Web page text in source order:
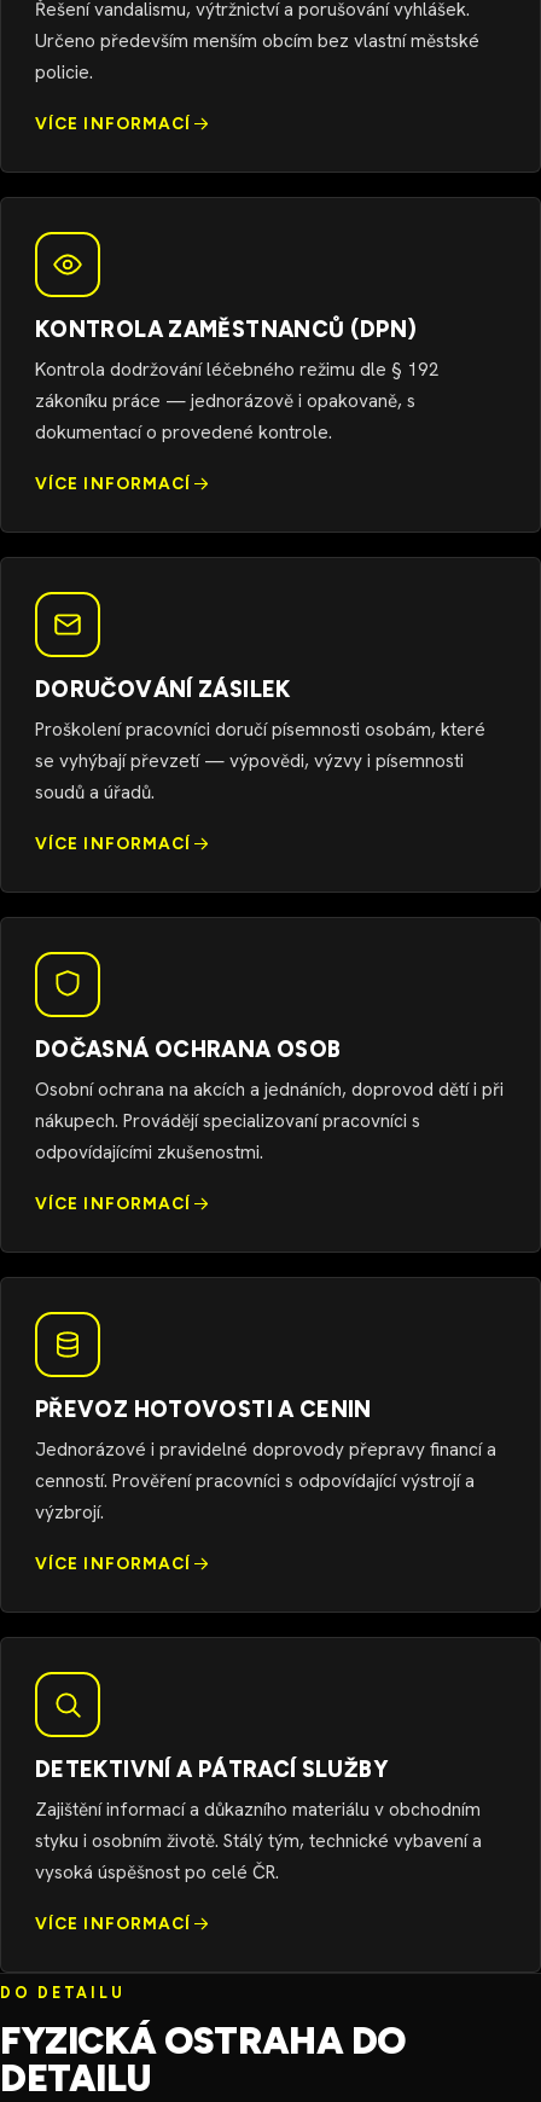
Řešení vandalismu, výtržnictví a porušování vyhlášek.
Určeno především menším obcím bez vlastní městské
policie.
VÍCE INFORMACÍ
KONTROLA ZAMĚSTNANCŮ (DPN)
Kontrola dodržování léčebného režimu dle § 192
zákoníku práce — jednorázově i opakovaně, s
dokumentací o provedené kontrole.
VÍCE INFORMACÍ
DORUČOVÁNÍ ZÁSILEK
Proškolení pracovníci doručí písemnosti osobám, které
se vyhýbají převzetí — výpovědi, výzvy i písemnosti
soudů a úřadů.
VÍCE INFORMACÍ
DOČASNÁ OCHRANA OSOB
Osobní ochrana na akcích a jednáních, doprovod dětí i při
nákupech. Provádějí specializovaní pracovníci s
odpovídajícími zkušenostmi.
VÍCE INFORMACÍ
PŘEVOZ HOTOVOSTI A CENIN
Jednorázové i pravidelné doprovody přepravy financí a
cenností. Prověření pracovníci s odpovídající výstrojí a
výzbrojí.
VÍCE INFORMACÍ
DETEKTIVNÍ A PÁTRACÍ SLUŽBY
Zajištění informací a důkazního materiálu v obchodním
styku i osobním životě. Stálý tým, technické vybavení a
vysoká úspěšnost po celé ČR.
VÍCE INFORMACÍ
DO DETAILU
FYZICKÁ OSTRAHA DO
DETAILU